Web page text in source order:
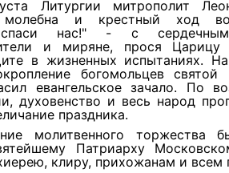
Литургии митрополит
молебна и крестный ход
спаси нас!" - с сердечным
и миряне, прося Царицу
в жизненных испытаниях.
богомольцев
евангельское зачало. По
духовенство и весь народ
праздника.
молитвенного торжества
Патриарху
клиру, прихожанам и всем